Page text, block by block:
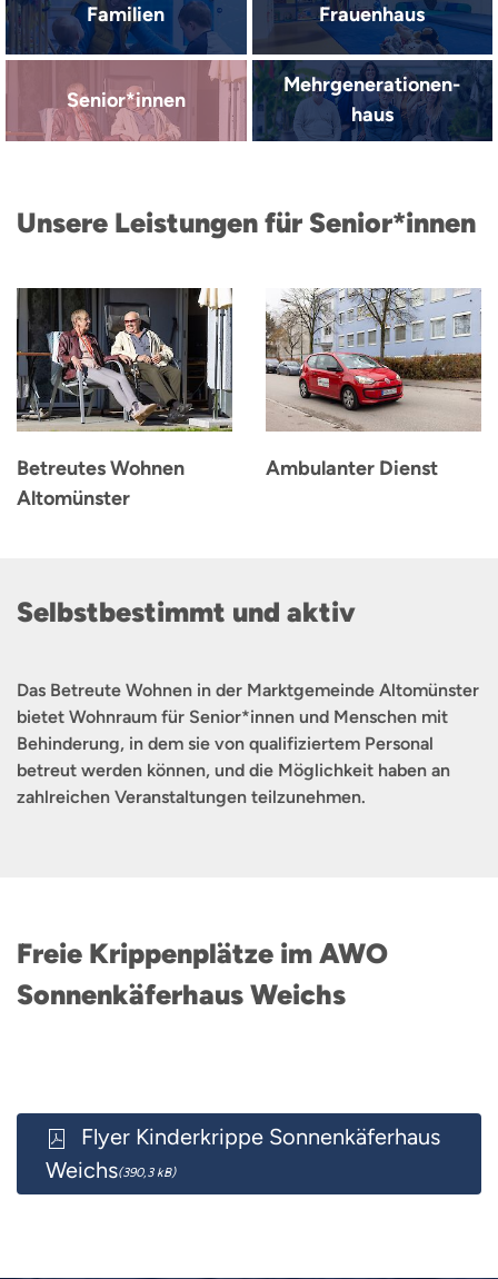
Familien Frauenhaus
Senior*innen
Mehrgenerationen­
haus
Unsere Leistungen für Senior*innen
Betreutes Wohnen
Altomünster
Ambulanter Dienst
Selbstbestimmt und aktiv
Das Betreute Wohnen in der Marktgemeinde Altomünster
bietet Wohnraum für Senior*innen und Menschen mit
Behinderung, in dem sie von qualifiziertem Personal
betreut werden können, und die Möglichkeit haben an
zahlreichen Veranstaltungen teilzunehmen.
Freie Krippenplätze im AWO
Sonnenkäferhaus Weichs
Flyer Kinderkrippe Sonnenkäferhaus
Weichs(390,3 kB)